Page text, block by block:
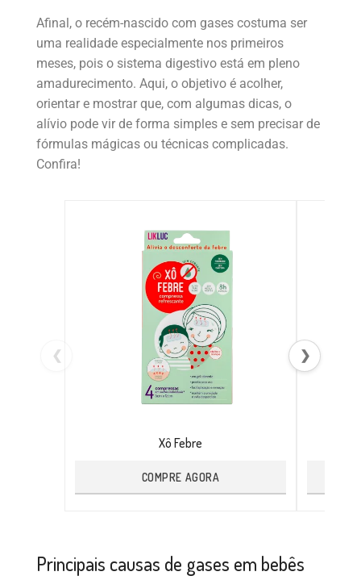
Afinal, o recém-nascido com gases costuma ser
uma realidade especialmente nos primeiros
meses, pois o sistema digestivo está em pleno
amadurecimento. Aqui, o objetivo é acolher,
orientar e mostrar que, com algumas dicas, o
alívio pode vir de forma simples e sem precisar de
fórmulas mágicas ou técnicas complicadas.
Confira!
❮
Xô Febre
COMPRE AGORA
❯
Principais causas de gases em bebês